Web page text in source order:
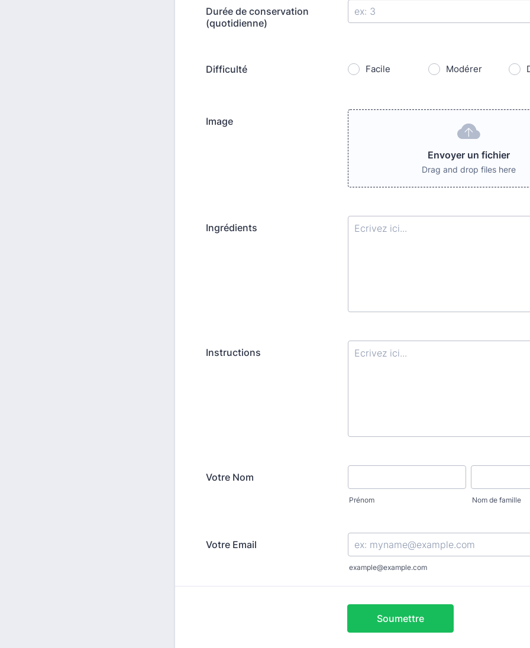
Durée de conservation
(quotidienne)
Difficulté Facile Modérer
Image
Envoyer un fichier
Drag and drop files here
Ingrédients
Instructions
Votre Nom
Prénom Nom de famille
Votre Email
example@example.com
Soumettre